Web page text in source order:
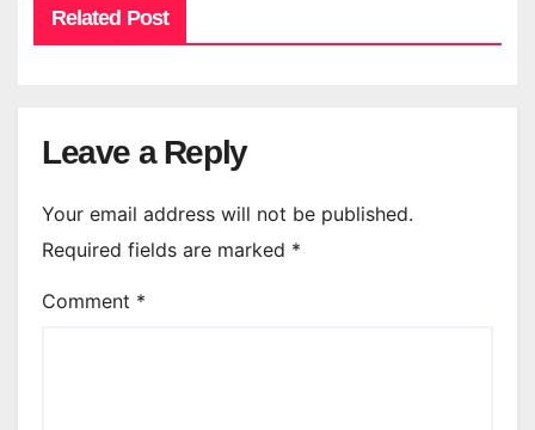
Related Post
Leave a Reply
Your email address will not be published.
Required fields are marked *
Comment *